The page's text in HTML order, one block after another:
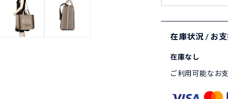
在庫状況 / お
在庫なし
ご利用可能なお